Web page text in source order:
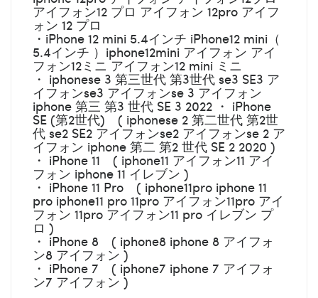
アイフォン12 プロ アイフォン 12pro アイフ
ォン 12 プロ
・iPhone 12 mini 5.4インチ iPhone12 mini（
5.4インチ ）iphone12mini アイフォン アイ
フォン12ミニ アイフォン12 mini ミニ
・ iphonese 3 第三世代 第3世代 se3 SE3 ア
イフォンse3 アイフォンse 3 アイフォン
iphone 第三 第3 世代 SE 3 2022 ・ iPhone
SE (第2世代) ( iphonese 2 第二世代 第2世
代 se2 SE2 アイフォンse2 アイフォンse 2 ア
イフォン iphone 第二 第2 世代 SE 2 2020 )
・ iPhone 11 ( iphone11 アイフォン11 アイ
フォン iphone 11 イレブン )
・ iPhone 11 Pro ( iphone11pro iphone 11
pro iphone11 pro 11pro アイフォン11pro アイ
フォン 11pro アイフォン11 pro イレブン プ
ロ )
・ iPhone 8 ( iphone8 iphone 8 アイフォ
ン8 アイフォン )
・ iPhone 7 ( iphone7 iphone 7 アイフォ
ン7 アイフォン )